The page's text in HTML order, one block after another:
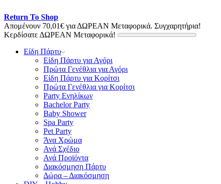
Return To Shop
Απομένουν 70,01€ για ΔΩΡΕΑΝ Μεταφορικά. Συγχαρητήρια!
Κερδίσατε ΔΩΡΕΑΝ Μεταφορικά!
Είδη Πάρτυ
Είδη Πάρτυ για Αγόρι
Πρώτα Γενέθλια για Αγόρι
Είδη Πάρτυ για Κορίτσι
Πρώτα Γενέθλια για Κορίτσι
Party Ενηλίκων
Bachelor Party
Baby Shower
Spa Party
Pet Party
Άνα Χρώμα
Ανά Σχέδιο
Ανά Προϊόντα
Διακόσμηση Πάρτυ
Δώρα – Διακόσμηση